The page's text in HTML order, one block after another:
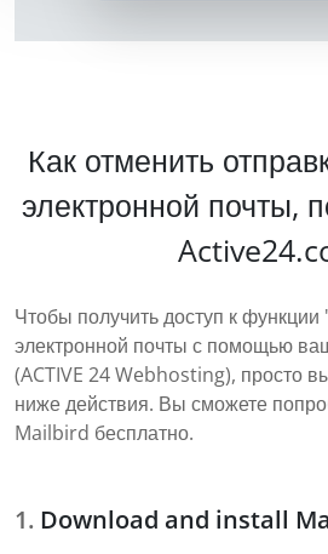
Как отменить
электронной почты,
Чтобы получить доступ к функции
электронной почты с помощью
(ACTIVE 24 Webhosting), просто
ниже действия. Вы сможете
Mailbird бесплатно.
Download and install